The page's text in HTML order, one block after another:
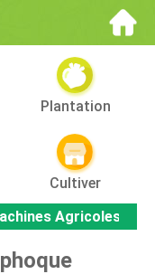
Plantation
Cultiver
Agricoles